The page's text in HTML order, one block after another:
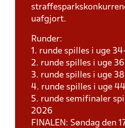
uafgjort.
Runder:
1. runde spilles i uge
2. runde spilles i uge
3. runde spilles i uge
4. runde spilles i uge
5. runde semifinaler
2026
FINALEN: Søndag den